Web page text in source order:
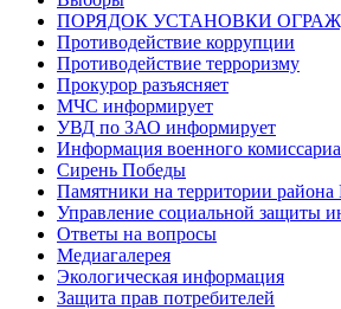
ПОРЯДОК УСТАНОВКИ
Противодействие коррупции
Противодействие терроризму
Прокурор разъясняет
МЧС информирует
УВД по ЗАО информирует
Информация военного
Сирень Победы
Памятники на территории
Управление социальной защиты
Ответы на вопросы
Медиагалерея
Экологическая информация
Защита прав потребителей